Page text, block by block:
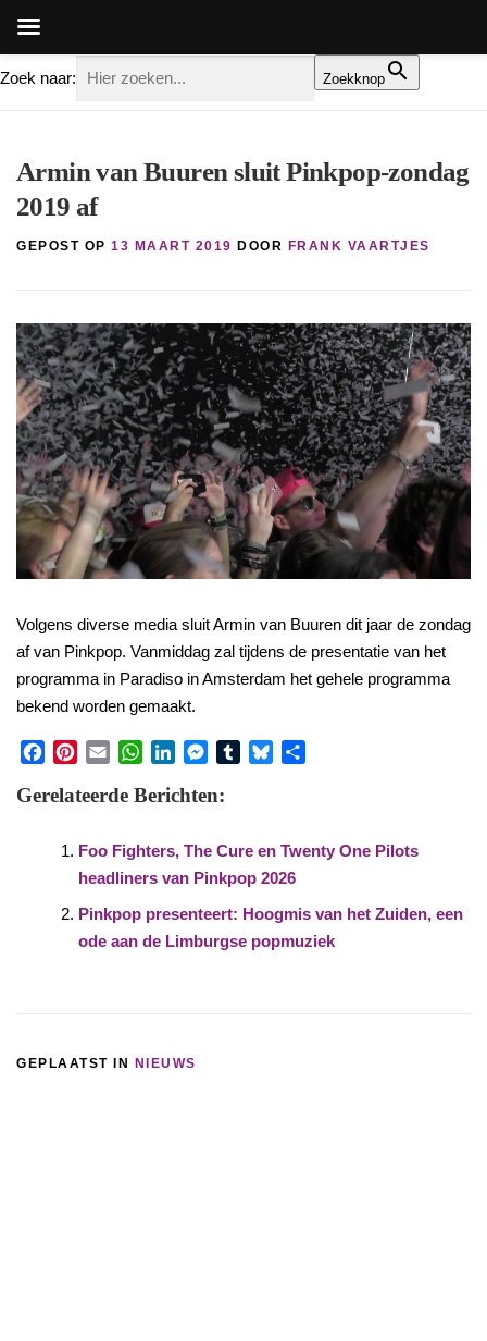
Zoek naar: Zoekknop
inhoud
Armin van Buuren sluit Pinkpop-zondag
2019 af
GEPOST OP 13 MAART 2019 DOOR FRANK VAARTJES
Volgens diverse media sluit Armin van Buuren dit jaar de zondag
af van Pinkpop. Vanmiddag zal tijdens de presentatie van het
programma in Paradiso in Amsterdam het gehele programma
bekend worden gemaakt.
Gerelateerde Berichten:
Foo Fighters, The Cure en Twenty One Pilots
headliners van Pinkpop 2026
Pinkpop presenteert: Hoogmis van het Zuiden, een
ode aan de Limburgse popmuziek
GEPLAATST IN NIEUWS